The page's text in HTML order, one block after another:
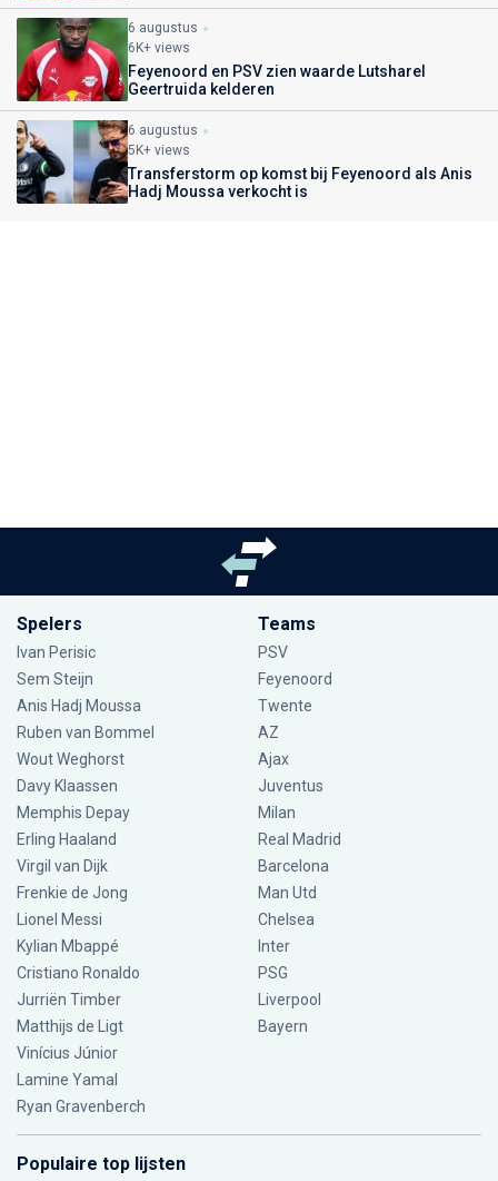
6 augustus
6K+ views
Feyenoord en PSV zien waarde Lutsharel
Geertruida kelderen
6 augustus
5K+ views
Transferstorm op komst bij Feyenoord als Anis
Hadj Moussa verkocht is
Spelers
Ivan Perisic
Sem Steijn
Anis Hadj Moussa
Ruben van Bommel
Wout Weghorst
Davy Klaassen
Memphis Depay
Erling Haaland
Virgil van Dijk
Frenkie de Jong
Lionel Messi
Kylian Mbappé
Cristiano Ronaldo
Jurriën Timber
Matthijs de Ligt
Vinícius Júnior
Lamine Yamal
Ryan Gravenberch
Teams
PSV
Feyenoord
Twente
AZ
Ajax
Juventus
Milan
Real Madrid
Barcelona
Man Utd
Chelsea
Inter
PSG
Liverpool
Bayern
Populaire top lijsten